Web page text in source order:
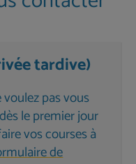
tardive)
pas vous
le premier jour
vos courses à
de